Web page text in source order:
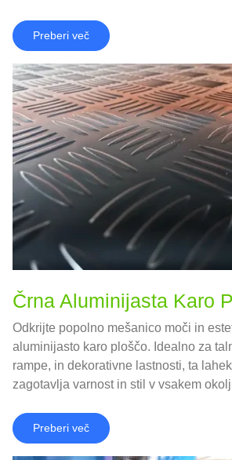
Preberi več
Črna Aluminijasta Karo
Odkrijte popolno mešanico moči in
aluminijasto karo ploščo. Idealno za
rampe, in dekorativne lastnosti, ta
zagotavlja varnost in stil v vsakem
Preberi več